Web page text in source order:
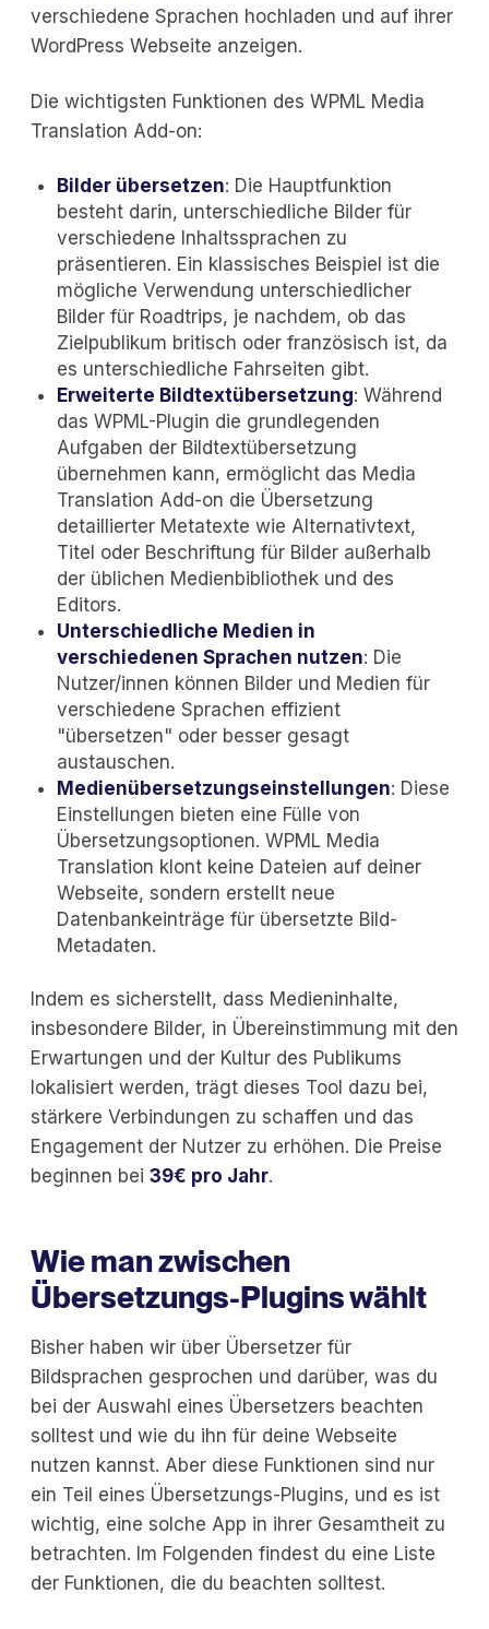
verschiedene Sprachen hochladen und auf ihrer
WordPress Webseite anzeigen.
Die wichtigsten Funktionen des WPML Media
Translation Add-on:
Bilder übersetzen: Die Hauptfunktion
besteht darin, unterschiedliche Bilder für
verschiedene Inhaltssprachen zu
präsentieren. Ein klassisches Beispiel ist die
mögliche Verwendung unterschiedlicher
Bilder für Roadtrips, je nachdem, ob das
Zielpublikum britisch oder französisch ist, da
es unterschiedliche Fahrseiten gibt.
Erweiterte Bildtextübersetzung: Während
das WPML-Plugin die grundlegenden
Aufgaben der Bildtextübersetzung
übernehmen kann, ermöglicht das Media
Translation Add-on die Übersetzung
detaillierter Metatexte wie Alternativtext,
Titel oder Beschriftung für Bilder außerhalb
der üblichen Medienbibliothek und des
Editors.
Unterschiedliche Medien in
verschiedenen Sprachen nutzen: Die
Nutzer/innen können Bilder und Medien für
verschiedene Sprachen effizient
"übersetzen" oder besser gesagt
austauschen.
Medienübersetzungseinstellungen: Diese
Einstellungen bieten eine Fülle von
Übersetzungsoptionen. WPML Media
Translation klont keine Dateien auf deiner
Webseite, sondern erstellt neue
Datenbankeinträge für übersetzte Bild-
Metadaten.
Indem es sicherstellt, dass Medieninhalte,
insbesondere Bilder, in Übereinstimmung mit den
Erwartungen und der Kultur des Publikums
lokalisiert werden, trägt dieses Tool dazu bei,
stärkere Verbindungen zu schaffen und das
Engagement der Nutzer zu erhöhen. Die Preise
beginnen bei 39€ pro Jahr.
Wie man zwischen
Übersetzungs-Plugins wählt
Bisher haben wir über Übersetzer für
Bildsprachen gesprochen und darüber, was du
bei der Auswahl eines Übersetzers beachten
solltest und wie du ihn für deine Webseite
nutzen kannst. Aber diese Funktionen sind nur
ein Teil eines Übersetzungs-Plugins, und es ist
wichtig, eine solche App in ihrer Gesamtheit zu
betrachten. Im Folgenden findest du eine Liste
der Funktionen, die du beachten solltest.